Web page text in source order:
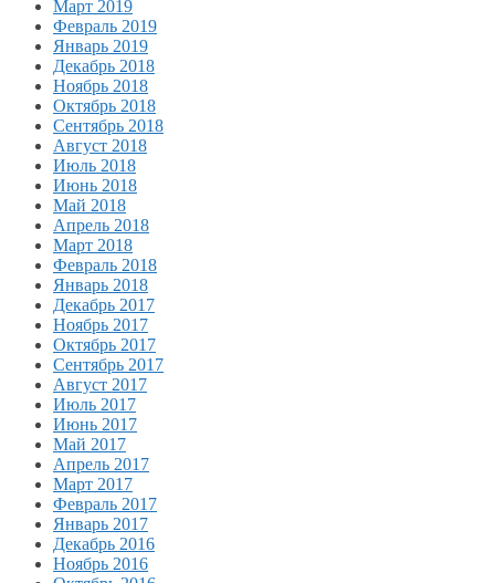
Март 2019
Февраль 2019
Январь 2019
Декабрь 2018
Ноябрь 2018
Октябрь 2018
Сентябрь 2018
Август 2018
Июль 2018
Июнь 2018
Май 2018
Апрель 2018
Март 2018
Февраль 2018
Январь 2018
Декабрь 2017
Ноябрь 2017
Октябрь 2017
Сентябрь 2017
Август 2017
Июль 2017
Июнь 2017
Май 2017
Апрель 2017
Март 2017
Февраль 2017
Январь 2017
Декабрь 2016
Ноябрь 2016